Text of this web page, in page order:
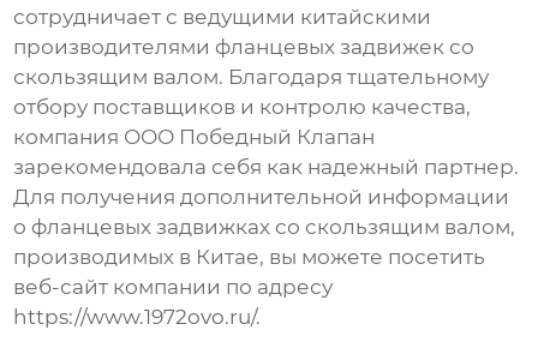
сотрудничает с ведущими китайскими
производителями фланцевых задвижек со
скользящим валом. Благодаря тщательному
отбору поставщиков и контролю качества,
компания ООО Победный Клапан
зарекомендовала себя как надежный партнер.
Для получения дополнительной информации
о фланцевых задвижках со скользящим валом,
производимых в Китае, вы можете посетить
веб-сайт компании по адресу
https://www.1972ovo.ru/.